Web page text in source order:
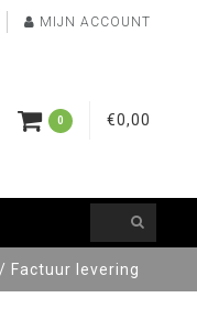
MIJN ACCOUNT
0 €0,00
Factuur levering